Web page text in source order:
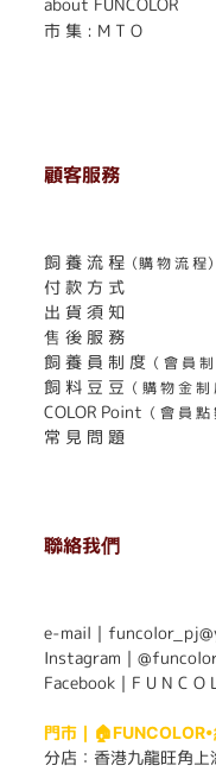
市 集 : M T O
顧客服務
飼 養 流 程 （購 物 流 程）
付 款 方 式
出 貨 須 知
售 後 服 務
飼 養 員 制 度 （ 會 員 制
飼 料 豆 豆 （ 購 物 金 制
COLOR Point （ 會 員 點
常 見 問 題
聯絡我們
e-mail｜
Instagram｜
Facebook｜ F U N C O
門市｜
分店： 香港九龍旺角上